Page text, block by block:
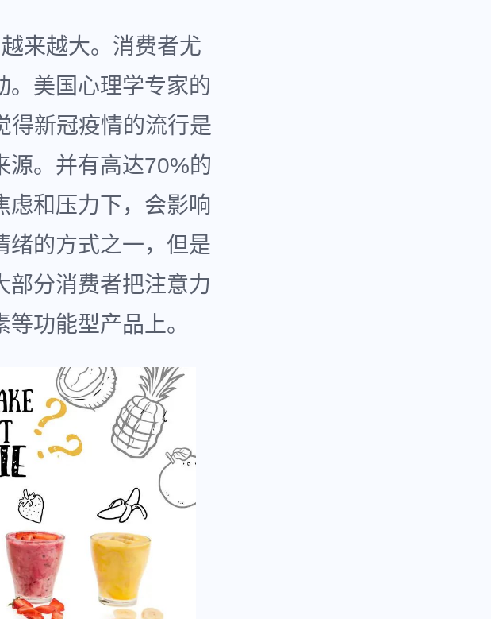
来越大。消费者尤
。美国心理学专家的
得新冠疫情的流行是
源。并有高达70%的
虑和压力下，会影响
绪的方式之一，但是
部分消费者把注意力
功能型产品上。